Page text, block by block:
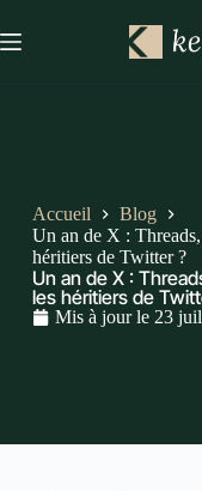
Accueil
Blog
Un an de X :
héritiers de Twitter ?
Un an de X :
les héritiers de
Mis à jour le 23